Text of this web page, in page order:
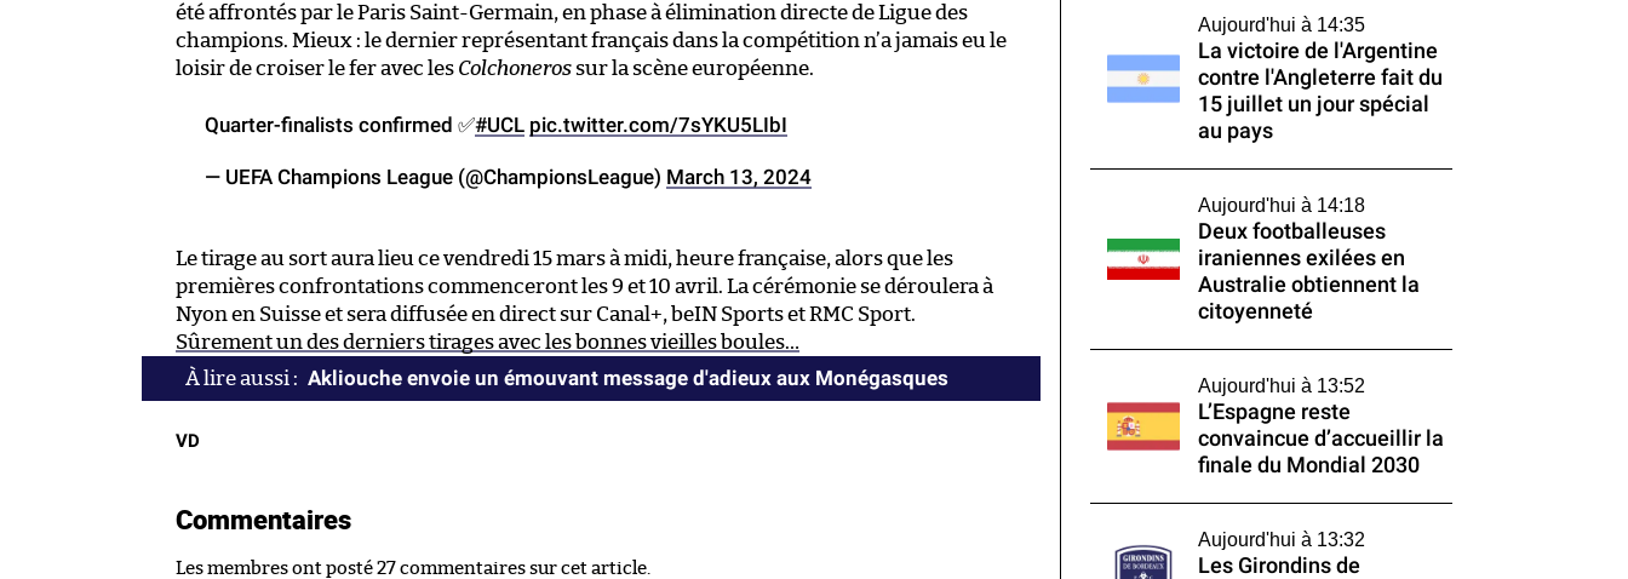
été affrontés par le Paris Saint-Germain, en phase à élimination directe de Ligue des
champions. Mieux : le dernier représentant français dans la compétition n’a jamais eu le
loisir de croiser le fer avec les Colchoneros sur la scène européenne.
Quarter-finalists confirmed ✅#UCL pic.twitter.com/7sYKU5LIbI
— UEFA Champions League (@ChampionsLeague) March 13, 2024
Le tirage au sort aura lieu ce vendredi 15 mars à midi, heure française, alors que les
premières confrontations commenceront les 9 et 10 avril. La cérémonie se déroulera à
Nyon en Suisse et sera diffusée en direct sur Canal+, beIN Sports et RMC Sport.
Sûrement un des derniers tirages avec les bonnes vieilles boules…
Akliouche envoie un émouvant message d'adieux aux Monégasques
VD
Commentaires
Les membres ont posté 27 commentaires sur cet article.
Aujourd'hui à 14:35
La victoire de l'Argentine
contre l'Angleterre fait du
15 juillet un jour spécial
au pays
Aujourd'hui à 14:18
Deux footballeuses
iraniennes exilées en
Australie obtiennent la
citoyenneté
Aujourd'hui à 13:52
L’Espagne reste
convaincue d’accueillir la
finale du Mondial 2030
Aujourd'hui à 13:32
Les Girondins de